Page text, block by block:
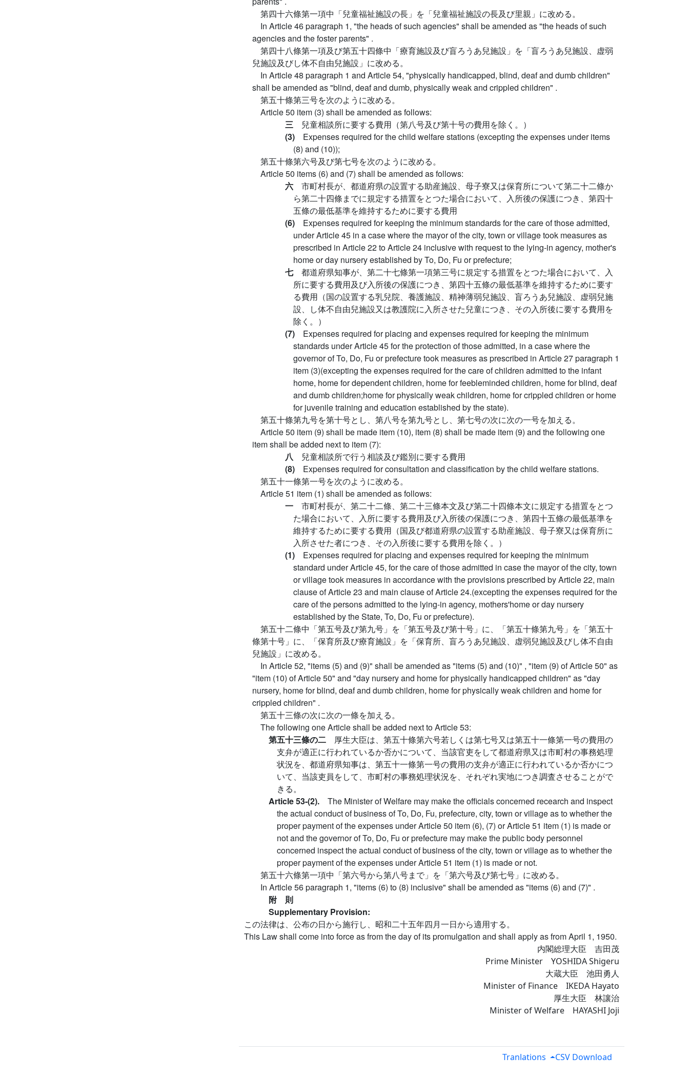
第四十六條第一項中「兒童福祉施設の長」を「兒童福祉施設の長及び里親」に改める。
In Article 46 paragraph 1, "the heads of such agencies" shall be amended as "the heads of such
agencies and the foster parents" .
第四十八條第一項及び第五十四條中「療育施設及び盲ろうあ兒施設」を「盲ろうあ兒施設、虚弱
兒施設及びし体不自由兒施設」に改める。
In Article 48 paragraph 1 and Article 54, "physically handicapped, blind, deaf and dumb children"
shall be amended as "blind, deaf and dumb, physically weak and crippled children" .
第五十條第三号を次のように改める。
Article 50 item (3) shall be amended as follows:
三 兒童相談所に要する費用（第八号及び第十号の費用を除く。）
(3) Expenses required for the child welfare stations (excepting the expenses under items
(8) and (10));
第五十條第六号及び第七号を次のように改める。
Article 50 items (6) and (7) shall be amended as follows:
六 市町村長が、都道府県の設置する助産施設、母子寮又は保育所について第二十二條か
ら第二十四條までに規定する措置をとつた場合において、入所後の保護につき、第四十
五條の最低基準を維持するために要する費用
(6) Expenses required for keeping the minimum standards for the care of those admitted,
under Article 45 in a case where the mayor of the city, town or village took measures as
prescribed in Article 22 to Article 24 inclusive with request to the lying-in agency, mother's
home or day nursery established by To, Do, Fu or prefecture;
七 都道府県知事が、第二十七條第一項第三号に規定する措置をとつた場合において、入
所に要する費用及び入所後の保護につき、第四十五條の最低基準を維持するために要す
る費用（国の設置する乳兒院、養護施設、精神薄弱兒施設、盲ろうあ兒施設、虚弱兒施
設、し体不自由兒施設又は教護院に入所させた兒童につき、その入所後に要する費用を
除く。）
(7) Expenses required for placing and expenses required for keeping the minimum
standards under Article 45 for the protection of those admitted, in a case where the
governor of To, Do, Fu or prefecture took measures as prescribed in Article 27 paragraph 1
item (3)(excepting the expenses required for the care of children admitted to the infant
home, home for dependent children, home for feebleminded children, home for blind, deaf
and dumb children;home for physically weak children, home for crippled children or home
for juvenile training and education established by the state).
第五十條第九号を第十号とし、第八号を第九号とし、第七号の次に次の一号を加える。
Article 50 item (9) shall be made item (10), item (8) shall be made item (9) and the following one
item shall be added next to item (7):
八 兒童相談所で行う相談及び鑑別に要する費用
(8) Expenses required for consultation and classification by the child welfare stations.
第五十一條第一号を次のように改める。
Article 51 item (1) shall be amended as follows:
一 市町村長が、第二十二條、第二十三條本文及び第二十四條本文に規定する措置をとつ
た場合において、入所に要する費用及び入所後の保護につき、第四十五條の最低基準を
維持するために要する費用（国及び都道府県の設置する助産施設、母子寮又は保育所に
入所させた者につき、その入所後に要する費用を除く。）
(1) Expenses required for placing and expenses required for keeping the minimum
standard under Article 45, for the care of those admitted in case the mayor of the city, town
or village took measures in accordance with the provisions prescribed by Article 22, main
clause of Article 23 and main clause of Article 24.(excepting the expenses required for the
care of the persons admitted to the lying-in agency, mothers'home or day nursery
established by the State, To, Do, Fu or prefecture).
第五十二條中「第五号及び第九号」を「第五号及び第十号」に、「第五十條第九号」を「第五十
條第十号」に、「保育所及び療育施設」を「保育所、盲ろうあ兒施設、虚弱兒施設及びし体不自由
兒施設」に改める。
In Article 52, "items (5) and (9)" shall be amended as "items (5) and (10)" , "item (9) of Article 50" as
"item (10) of Article 50" and "day nursery and home for physically handicapped children" as "day
nursery, home for blind, deaf and dumb children, home for physically weak children and home for
crippled children" .
第五十三條の次に次の一條を加える。
The following one Article shall be added next to Article 53:
第五十三條の二 厚生大臣は、第五十條第六号若しくは第七号又は第五十一條第一号の費用の
支弁が適正に行われているか否かについて、当該官吏をして都道府県又は市町村の事務処理
状況を、都道府県知事は、第五十一條第一号の費用の支弁が適正に行われているか否かにつ
いて、当該吏員をして、市町村の事務処理状況を、それぞれ実地につき調査させることがで
きる。
Article 53-(2). The Minister of Welfare may make the officials concerned recearch and inspect
the actual conduct of business of To, Do, Fu, prefecture, city, town or village as to whether the
proper payment of the expenses under Article 50 item (6), (7) or Article 51 item (1) is made or
not and the governor of To, Do, Fu or prefecture may make the public body personnel
concerned inspect the actual conduct of business of the city, town or village as to whether the
proper payment of the expenses under Article 51 item (1) is made or not.
第五十六條第一項中「第六号から第八号まで」を「第六号及び第七号」に改める。
In Article 56 paragraph 1, "items (6) to (8) inclusive" shall be amended as "items (6) and (7)" .
附 則
Supplementary Provision:
この法律は、公布の日から施行し、昭和二十五年四月一日から適用する。
This Law shall come into force as from the day of its promulgation and shall apply as from April 1, 1950.
内閣総理大臣 吉田茂
Prime Minister YOSHIDA Shigeru
大蔵大臣 池田勇人
Minister of Finance IKEDA Hayato
厚生大臣 林讓治
Minister of Welfare HAYASHI Joji
Tranlations CSV Download